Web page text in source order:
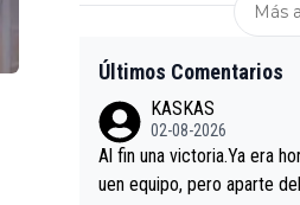
Más
Últimos Comentarios
KASKAS
02-08-2026
Al fin una victoria.Ya era
uen equipo, pero aparte